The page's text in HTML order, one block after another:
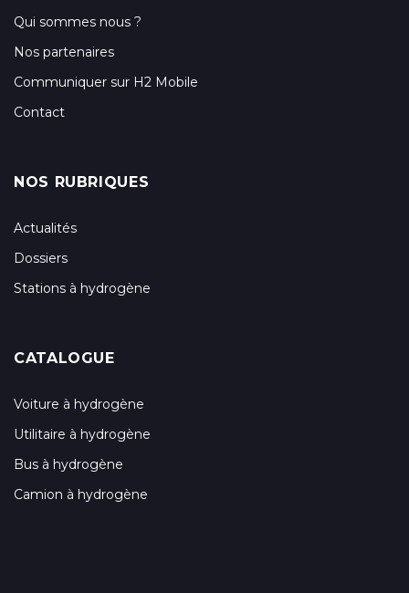
Qui sommes nous ?
Nos partenaires
Communiquer sur H2 Mobile
Contact
NOS RUBRIQUES
Actualités
Dossiers
Stations à hydrogène
CATALOGUE
Voiture à hydrogène
Utilitaire à hydrogène
Bus à hydrogène
Camion à hydrogène